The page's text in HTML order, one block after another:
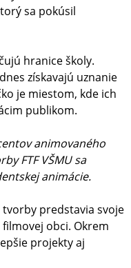
sa pokúsil
hranice školy.
získavajú uznanie
je miestom, kde ich
publikom.
animovaného
FTF VŠMU sa
animácie.
predstavia svoje
obci. Okrem
projekty aj